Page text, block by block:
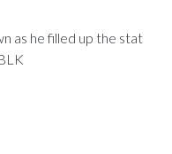
as he filled up the stat